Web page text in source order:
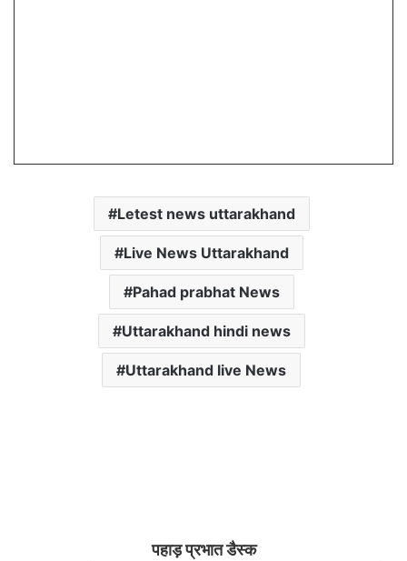
Letest news uttarakhand
Live News Uttarakhand
Pahad prabhat News
Uttarakhand hindi news
Uttarakhand live News
पहाड़ प्रभात डैस्क